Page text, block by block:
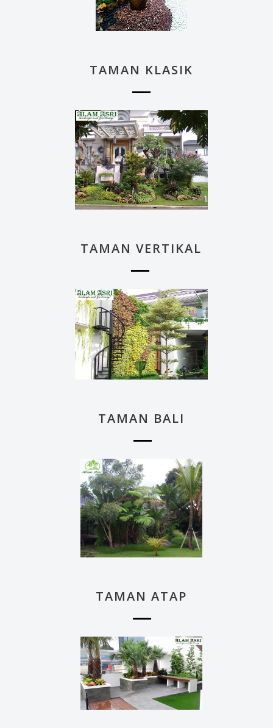
TAMAN KLASIK
TAMAN VERTIKAL
TAMAN BALI
TAMAN ATAP